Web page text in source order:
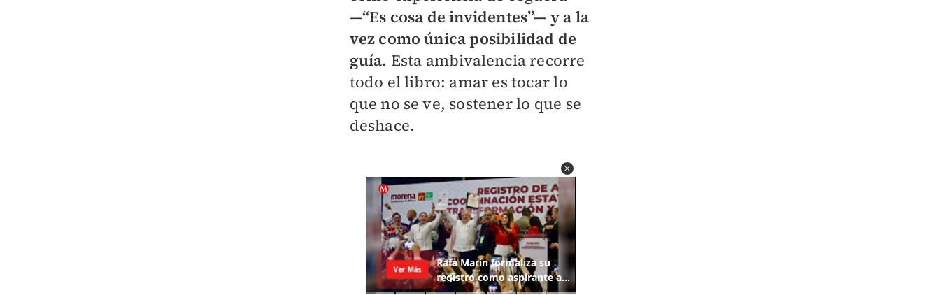
—“Es cosa de invidentes”— y a la
vez como única posibilidad de
guía. Esta ambivalencia recorre
todo el libro: amar es tocar lo
que no se ve, sostener lo que se
deshace.